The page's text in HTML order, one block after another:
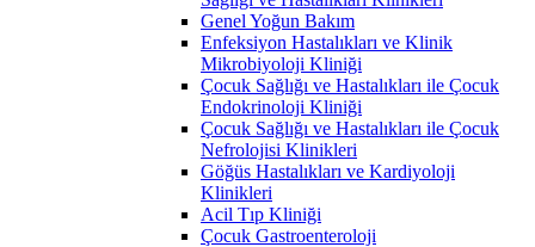
Genel Yoğun Bakım
Enfeksiyon Hastalıkları ve Klinik
Mikrobiyoloji Kliniği
Çocuk Sağlığı ve Hastalıkları ile Çocuk
Endokrinoloji Kliniği
Çocuk Sağlığı ve Hastalıkları ile Çocuk
Nefrolojisi Klinikleri
Göğüs Hastalıkları ve Kardiyoloji
Klinikleri
Acil Tıp Kliniği
Çocuk Gastroenteroloji